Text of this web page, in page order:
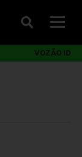
VOZÃO ID